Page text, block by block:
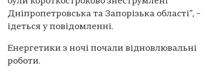
Дніпропетровська та Запорізька області”, –
ідеться у повідомленні.
Енергетики з ночі почали відновлювальні
роботи.